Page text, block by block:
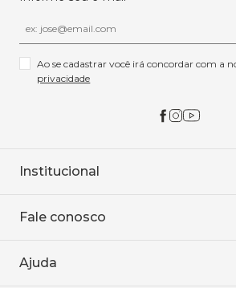
Ao se cadastrar você irá concordar com a
privacidade
Institucional
Onde encontrar
Baixe o APP
Fale conosco
WhatsApp
Ajuda